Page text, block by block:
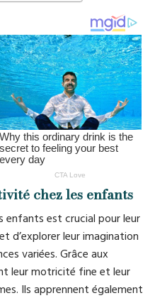
chez les enfants
enfants est crucial pour leur
d’explorer leur imagination
variées. Grâce aux
leur motricité fine et leur
Ils apprennent également